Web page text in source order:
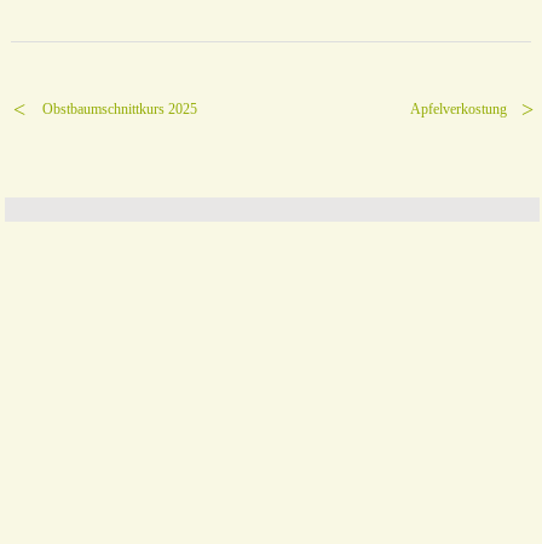
Obstbaumschnittkurs 2025 Apfelverkostung